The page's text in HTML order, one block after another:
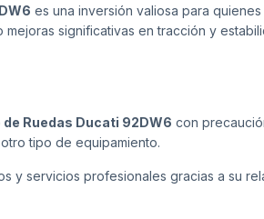
es una inversión valiosa para
significativas en tracción y
de Ruedas Ducati 92DW6 con
tipo de equipamiento.
y servicios profesionales gracias a su